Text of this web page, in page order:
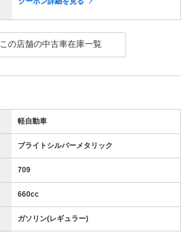
この店舗の中古車在庫一覧
軽自動車
ブライトシルバーメタリック
709
660cc
ガソリン(レギュラー)